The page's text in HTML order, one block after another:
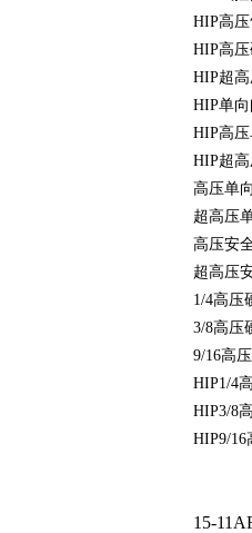
HIP高
HIP高
HIP超
HIP单
HIP高
HIP超
高压单
超高压
高压安
超高压
1/4高压
3/8高压
9/16高
HIP1/4
HIP3/8
HIP9/16
15-